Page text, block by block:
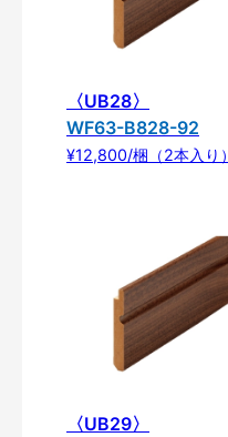
〈UB28〉
WF63-B828-92
¥12,800/梱（2本入り）
〈UB29〉